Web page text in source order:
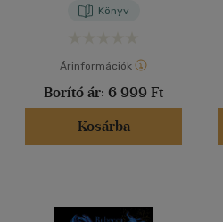
Könyv
Árinformációk
Borító ár: 6 999 Ft
Kosárba